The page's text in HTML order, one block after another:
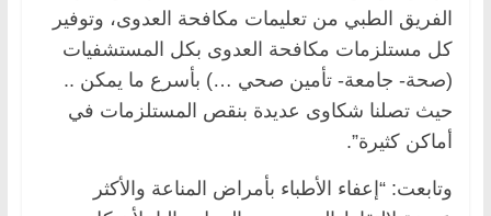
الفريق الطبي من تعليمات مكافحة العدوى، وتوفير
كل مستلزمات مكافحة العدوى بكل المستشفيات
(صحة- جامعة- تأمين صحي …) بأسرع ما يمكن ..
حيث تصلنا شكاوى عديدة بنقص المستلزمات في
أماكن كثيرة”.
وتابعت: “إعفاء الأطباء بأمراض المناعة والأكثر